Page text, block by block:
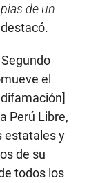
de un
destacó.
el
Perú Libre,
estatales y
de su
todos los